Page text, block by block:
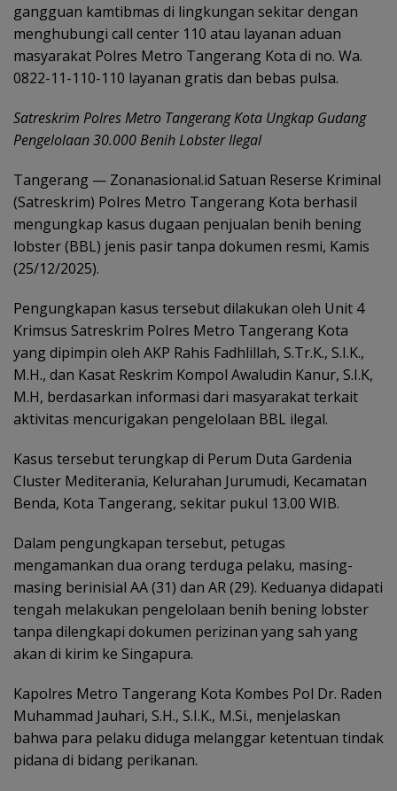
gangguan kamtibmas di lingkungan sekitar dengan
menghubungi call center 110 atau layanan aduan
masyarakat Polres Metro Tangerang Kota di no. Wa.
0822-11-110-110 layanan gratis dan bebas pulsa.
Satreskrim Polres Metro Tangerang Kota Ungkap Gudang
Pengelolaan 30.000 Benih Lobster Ilegal
Tangerang — Zonanasional.id Satuan Reserse Kriminal
(Satreskrim) Polres Metro Tangerang Kota berhasil
mengungkap kasus dugaan penjualan benih bening
lobster (BBL) jenis pasir tanpa dokumen resmi, Kamis
(25/12/2025).
Pengungkapan kasus tersebut dilakukan oleh Unit 4
Krimsus Satreskrim Polres Metro Tangerang Kota
yang dipimpin oleh AKP Rahis Fadhlillah, S.Tr.K., S.I.K.,
M.H., dan Kasat Reskrim Kompol Awaludin Kanur, S.I.K,
M.H, berdasarkan informasi dari masyarakat terkait
aktivitas mencurigakan pengelolaan BBL ilegal.
Kasus tersebut terungkap di Perum Duta Gardenia
Cluster Mediterania, Kelurahan Jurumudi, Kecamatan
Benda, Kota Tangerang, sekitar pukul 13.00 WIB.
Dalam pengungkapan tersebut, petugas
mengamankan dua orang terduga pelaku, masing-
masing berinisial AA (31) dan AR (29). Keduanya didapati
tengah melakukan pengelolaan benih bening lobster
tanpa dilengkapi dokumen perizinan yang sah yang
akan di kirim ke Singapura.
Kapolres Metro Tangerang Kota Kombes Pol Dr. Raden
Muhammad Jauhari, S.H., S.I.K., M.Si., menjelaskan
bahwa para pelaku diduga melanggar ketentuan tindak
pidana di bidang perikanan.